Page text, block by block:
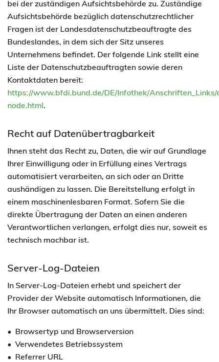
bei der zuständigen Aufsichtsbehörde zu. Zuständige
Aufsichtsbehörde bezüglich datenschutzrechtlicher
Fragen ist der Landesdatenschutzbeauftragte des
Bundeslandes, in dem sich der Sitz unseres
Unternehmens befindet. Der folgende Link stellt eine
Liste der Datenschutzbeauftragten sowie deren
Kontaktdaten bereit:
https://www.bfdi.bund.de/DE/Infothek/
node.html .
Recht auf Datenübertragbarkeit
Ihnen steht das Recht zu, Daten, die wir auf Grundlage
Ihrer Einwilligung oder in Erfüllung eines Vertrags
automatisiert verarbeiten, an sich oder an Dritte
aushändigen zu lassen. Die Bereitstellung erfolgt in
einem maschinenlesbaren Format. Sofern Sie die
direkte Übertragung der Daten an einen anderen
Verantwortlichen verlangen, erfolgt dies nur, soweit es
technisch machbar ist.
Server-Log-Dateien
In Server-Log-Dateien erhebt und speichert der
Provider der Website automatisch Informationen, die
Ihr Browser automatisch an uns übermittelt. Dies sind:
Browsertyp und Browserversion
Verwendetes Betriebssystem
Referrer URL